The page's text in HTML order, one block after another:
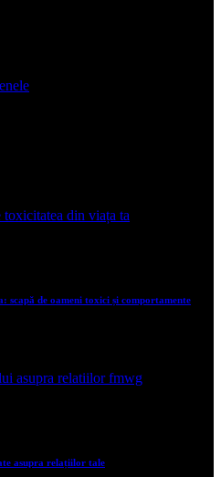
de oameni toxici și comportamente
asupra relațiilor tale